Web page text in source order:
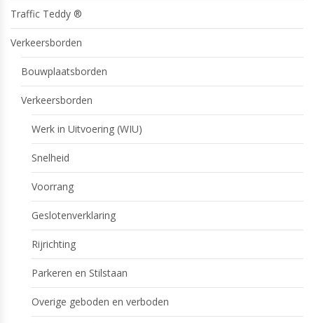
Traffic Teddy ®
Verkeersborden
Bouwplaatsborden
Verkeersborden
Werk in Uitvoering (WIU)
Snelheid
Voorrang
Geslotenverklaring
Rijrichting
Parkeren en Stilstaan
Overige geboden en verboden